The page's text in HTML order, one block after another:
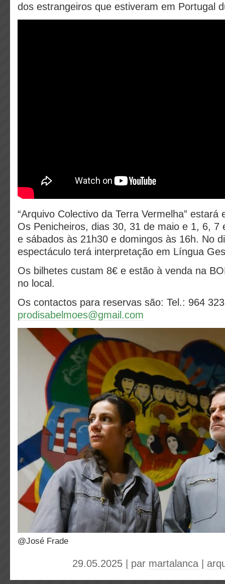
dos estrangeiros que estiveram em Portugal
“Arquivo Colectivo da Terra Vermelha” estará
Os Penicheiros, dias 30, 31 de maio e 1, 6, 7
e sábados às 21h30 e domingos às 16h. No
espectáculo terá interpretação em Língua
Os bilhetes custam 8€ e estão à venda na
no local.
Os contactos para reservas são: Tel.: 964
prodisabelmoes@gmail.com
@José Frade
29.05.2025 | par martalanca